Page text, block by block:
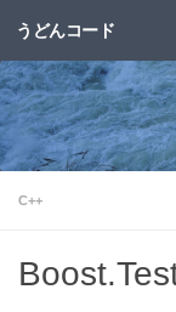
コンテンツへスキップ
うどんコード
C++